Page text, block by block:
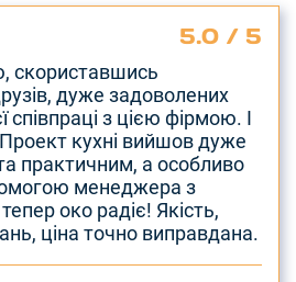
5.0 / 5
скориставшись
дуже задоволених
співпраці з цією фірмою. І
кухні вийшов дуже
практичним, а особливо
менеджера з
око радіє! Якість,
ціна точно виправдана.